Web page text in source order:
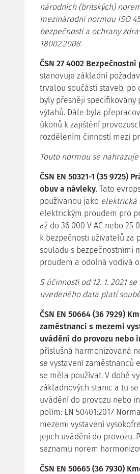
národních (britských)
mezinárodní normou ISO
bezpečnosti a ochrany
18002:2008.
ČSN 27 4002
stanovuje základní
trvalou součástí staveb, po
byly přesněji
výtahů. Dále byla
úkonů k zajištění
rozdělením činností mezi
Touto normou se nahrazuje
ČSN EN 50321-1 (35
obuv a návleky. Tato
používanou jako elektrická
elektrickým proudem pro
až do 36 000 V AC nebo
k bezpečnosti uživatelů za
souladu s bezpečnostními
proudem a odolná vodivá
S účinností od 12. 1. 2021
uvedeného data platí
ČSN EN 50664 (36 7929)
zaměstnanci s mezemi
uvádění do provozu nebo
příslušná harmonizovaná
se vystavení zaměstnanců
se měla používat. V době
základnových stanic a tu
uvádění do provozu nebo
polím: EN 50401:2017
mezemi vystavení
jejich uvádění do provozu.
seznamu norem
ČSN EN 50665 (36 7930)